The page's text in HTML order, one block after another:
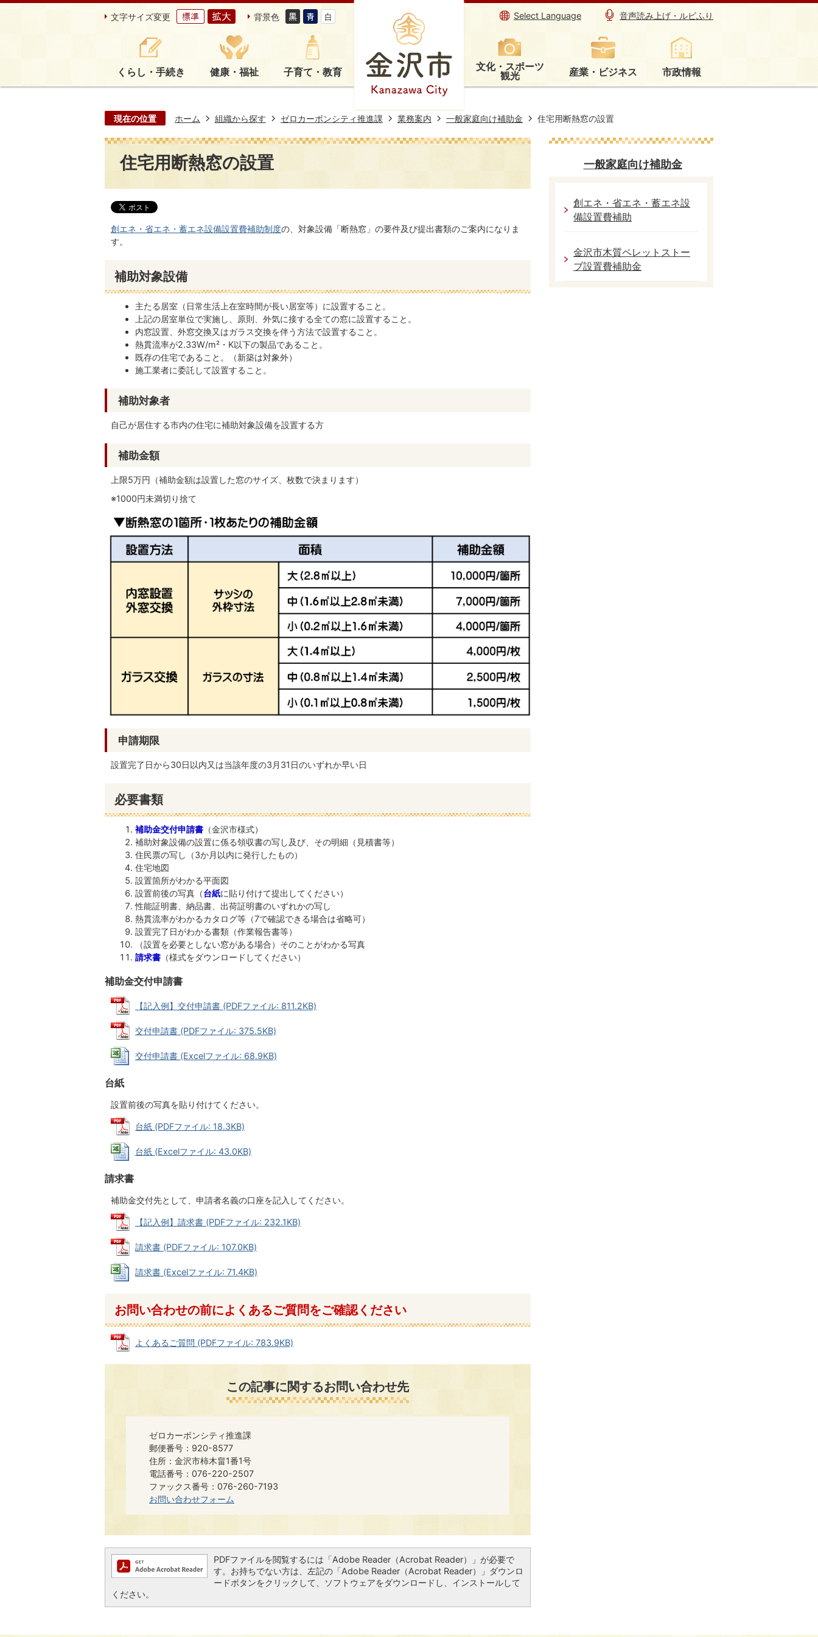
文字サイズ変更 背景色 Select Language 音声読み上げ・ルビふり
くらし・手続き 健康・福祉 子育て・教育 文化・スポーツ
観光 産業・ビジネス 市政情報
現在の位置 ホーム 組織から探す ゼロカーボンシティ推進課 業務案内 一般家庭向け補助金 住宅用断熱窓の設置
住宅用断熱窓の設置
創エネ・省エネ・蓄エネ設備設置費補助制度の、対象設備「断熱窓」の要件及び提出書類のご案内になりま
す。
補助対象設備
主たる居室（日常生活上在室時間が長い居室等）に設置すること。
上記の居室単位で実施し、原則、外気に接する全ての窓に設置すること。
内窓設置、外窓交換又はガラス交換を伴う方法で設置すること。
熱貫流率が2.33W/m²・K以下の製品であること。
既存の住宅であること。（新築は対象外）
施工業者に委託して設置すること。
補助対象者
自己が居住する市内の住宅に補助対象設備を設置する方
補助金額
上限5万円（補助金額は設置した窓のサイズ、枚数で決まります）
※1000円未満切り捨て
申請期限
設置完了日から30日以内又は当該年度の3月31日のいずれか早い日
必要書類
補助金交付申請書 （金沢市様式）
補助対象設備の設置に係る領収書の写し及び、その明細（見積書等）
住民票の写し（3か月以内に発行したもの）
住宅地図
設置箇所がわかる平面図
設置前後の写真（台紙に貼り付けて提出してください）
性能証明書、納品書、出荷証明書のいずれかの写し
熱貫流率がわかるカタログ等（7で確認できる場合は省略可）
設置完了日がわかる書類（作業報告書等）
（設置を必要としない窓がある場合）そのことがわかる写真
請求書 （様式をダウンロードしてください）
補助金交付申請書
【記入例】交付申請書 (PDFファイル: 811.2KB)
交付申請書 (PDFファイル: 375.5KB)
交付申請書 (Excelファイル: 68.9KB)
台紙
設置前後の写真を貼り付けてください。
台紙 (PDFファイル: 18.3KB)
台紙 (Excelファイル: 43.0KB)
請求書
補助金交付先として、申請者名義の口座を記入してください。
【記入例】請求書 (PDFファイル: 232.1KB)
請求書 (PDFファイル: 107.0KB)
請求書 (Excelファイル: 71.4KB)
お問い合わせの前によくあるご質問をご確認ください
よくあるご質問 (PDFファイル: 783.9KB)
この記事に関するお問い合わせ先
ゼロカーボンシティ推進課
郵便番号：920-8577
住所：金沢市柿木畠1番1号
電話番号：076-220-2507
ファックス番号：076-260-7193
お問い合わせフォーム
PDFファイルを閲覧するには「Adobe Reader（Acrobat Reader）」が必要で
す。お持ちでない方は、左記の「Adobe Reader（Acrobat Reader）」ダウンロ
ードボタンをクリックして、ソフトウェアをダウンロードし、インストールして
ください。
一般家庭向け補助金
創エネ・省エネ・蓄エネ設
備設置費補助
金沢市木質ペレットストー
ブ設置費補助金